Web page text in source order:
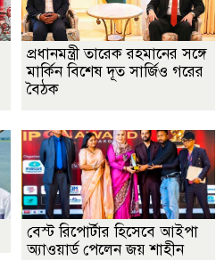
প্রধানমন্ত্রী তারেক রহমানের সঙ্গে
মার্কিন বিশেষ দূত সার্জিও গরের
বৈঠক
বেস্ট রিপোর্টার হিসেবে আইপা
অ্যাওয়ার্ড পেলেন জয় শাহীন